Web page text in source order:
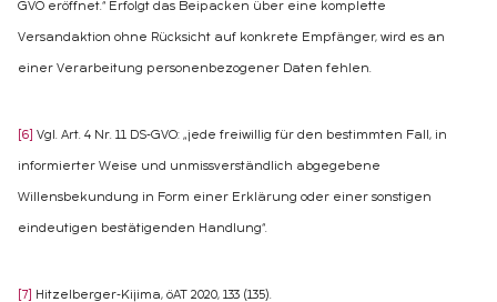
GVO eröffnet.“ Erfolgt das Beipacken über eine komplette
Versandaktion ohne Rücksicht auf konkrete Empfänger, wird es an
einer Verarbeitung personenbezogener Daten fehlen.
[6] Vgl. Art. 4 Nr. 11 DS-GVO: „jede freiwillig für den bestimmten Fall, in
informierter Weise und unmissverständlich abgegebene
Willensbekundung in Form einer Erklärung oder einer sonstigen
eindeutigen bestätigenden Handlung“.
[7] Hitzelberger-Kijima, öAT 2020, 133 (135).